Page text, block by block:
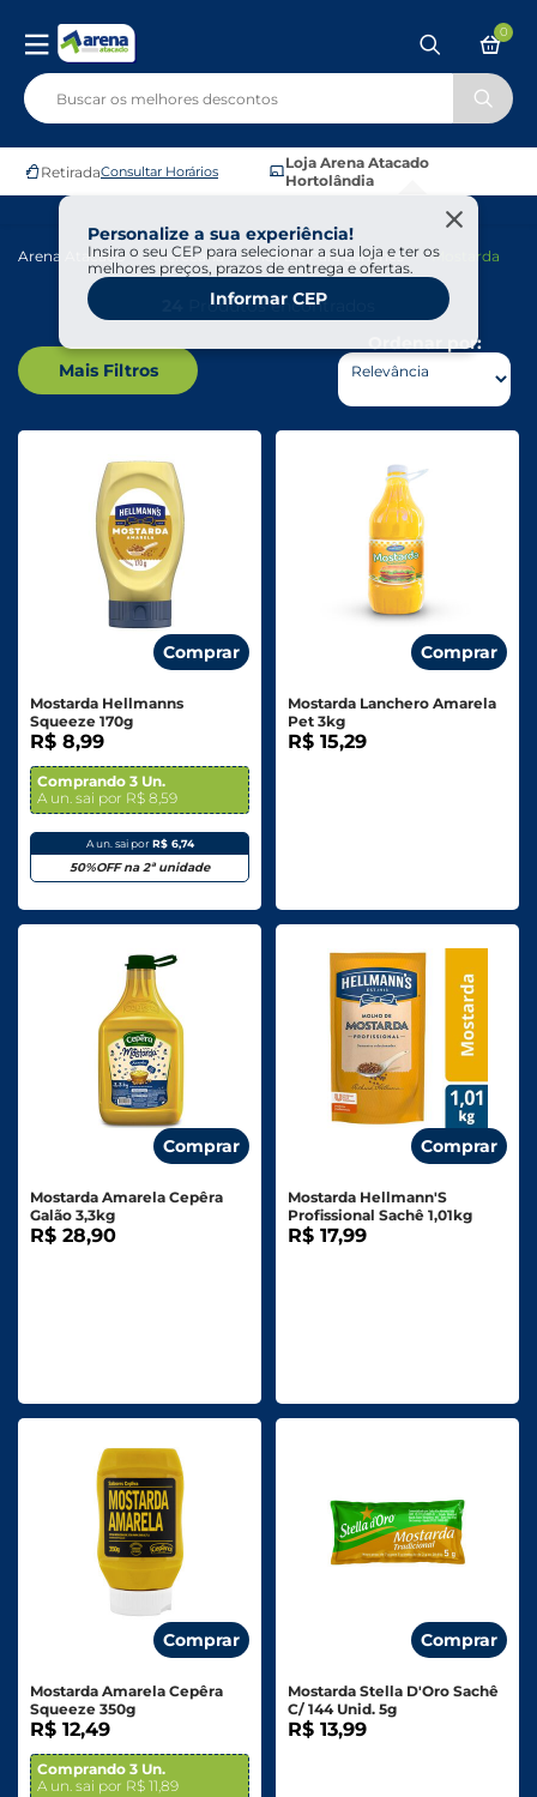
RetiradaConsultar Horários
Loja Arena Atacado
Hortolândia
Personalize a sua experiência!
Insira o seu CEP para selecionar a sua loja e ter os
melhores preços, prazos de entrega e ofertas.
Informar CEP
0
Arena Atacado Mercearia Molhos Para Lanches Mostarda
Produtos encontrados
Mais Filtros
Ordenar por:
Comprar
Mostarda Hellmanns
Squeeze 170g
R$ 8,99
Comprando 3 Un.
A un. sai por R$ 8,59
A un. sai porR$ 6,74
50%OFF na 2ª unidade
Comprar
Mostarda Lanchero Amarela
Pet 3kg
R$ 15,29
Comprar
Mostarda Amarela Cepêra
Galão 3,3kg
R$ 28,90
Comprar
Mostarda Hellmann'S
Profissional Sachê 1,01kg
R$ 17,99
Comprar
Mostarda Amarela Cepêra
Squeeze 350g
R$ 12,49
Comprando 3 Un.
A un. sai por R$ 11,89
Comprar
Mostarda Stella D'Oro Sachê
C/ 144 Unid. 5g
R$ 13,99